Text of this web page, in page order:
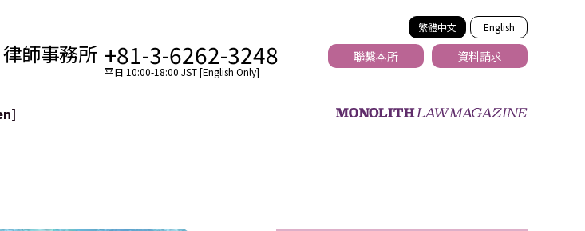
繁體中文 English
師事務所 +81-3-6262-3248
平日 10:00-18:00 JST [English Only]
聯繫本所 資料請求